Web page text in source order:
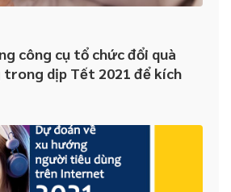
công cụ tổ chức đổi quà
trong dịp Tết 2021 để kích